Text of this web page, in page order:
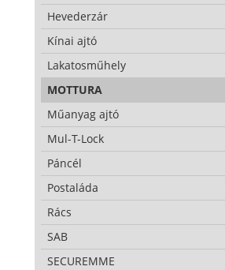
Hevederzár
Kínai ajtó
Lakatosműhely
MOTTURA
Műanyag ajtó
Mul-T-Lock
Páncél
Postaláda
Rács
SAB
SECUREMME